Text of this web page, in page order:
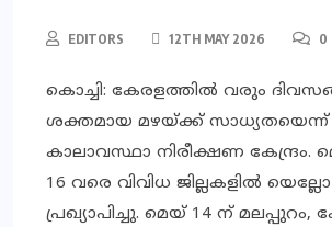
EDITORS 12TH MAY 2026 0
കൊച്ചി: കേരളത്തില്‍ വരും
ശക്തമായ മഴയ്ക്ക് സാധ്യതയെന്ന്
കാലാവസ്ഥാ നിരീക്ഷണ കേന്ദ്രം.
16 വരെ വിവിധ ജില്ലകളില്‍
പ്രഖ്യാപിച്ചു. മെയ് 14 ന് മലപ്പുറം,